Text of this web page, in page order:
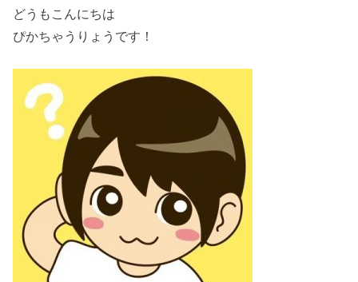
どうもこんにちは
ぴかちゃうりょうです！